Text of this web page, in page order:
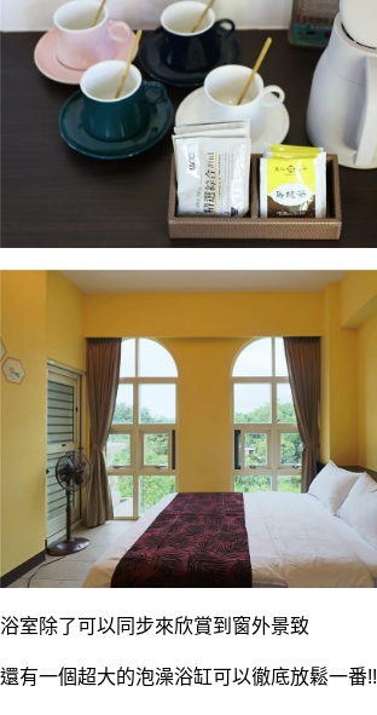
浴室除了可以同步來欣賞到窗外景致
還有一個超大的泡澡浴缸可以徹底放鬆一番!!